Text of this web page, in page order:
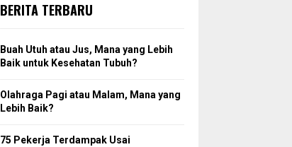
BERITA TERBARU
Buah Utuh atau Jus, Mana yang Lebih
Baik untuk Kesehatan Tubuh?
Olahraga Pagi atau Malam, Mana yang
Lebih Baik?
75 Pekerja Terdampak Usai